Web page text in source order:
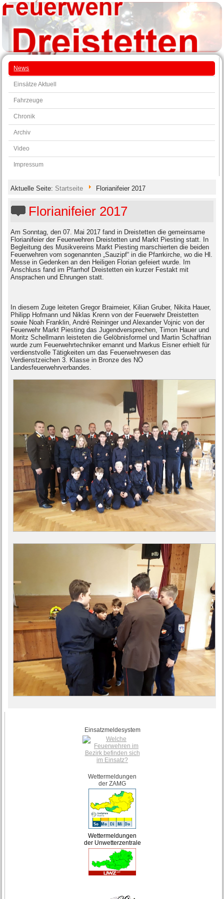
News
Einsätze Aktuell
Fahrzeuge
Chronik
Archiv
Video
Impressum
Aktuelle Seite: Startseite Florianifeier 2017
Florianifeier 2017
Am Sonntag, den 07. Mai 2017 fand in Dreistetten die gemeinsame
Florianifeier der Feuerwehren Dreistetten und Markt Piesting statt. In
Begleitung des Musikvereins Markt Piesting marschierten die beiden
Feuerwehren vom sogenannten „Sauzipf“ in die Pfarrkirche, wo die Hl.
Messe in Gedenken an den Heiligen Florian gefeiert wurde. Im
Anschluss fand im Pfarrhof Dreistetten ein kurzer Festakt mit
Ansprachen und Ehrungen statt.
In diesem Zuge leiteten Gregor Braimeier, Kilian Gruber, Nikita Hauer,
Philipp Hofmann und Niklas Krenn von der Feuerwehr Dreistetten
sowie Noah Franklin, André Reininger und Alexander Vojnic von der
Feuerwehr Markt Piesting das Jugendversprechen, Timon Hauer und
Moritz Schellmann leisteten die Gelöbnisformel und Martin Schaffrian
wurde zum Feuerwehrtechniker ernannt und Markus Eisner erhielt für
verdienstvolle Tätigkeiten um das Feuerwehrwesen das
Verdienstzeichen 3. Klasse in Bronze des NÖ
Landesfeuerwehrverbandes.
Einsatzmeldesystem
Wettermeldungen
der ZAMG
Wettermeldungen
der Unwetterzentrale